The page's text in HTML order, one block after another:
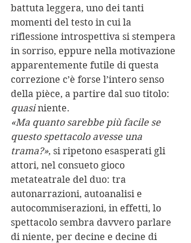
battuta leggera, uno dei tanti
momenti del testo in cui la
riflessione introspettiva si stempera
in sorriso, eppure nella motivazione
apparentemente futile di questa
correzione c’è forse l’intero senso
della pièce, a partire dal suo titolo:
quasi niente.
«Ma quanto sarebbe più facile se
questo spettacolo avesse una
trama?», si ripetono esasperati gli
attori, nel consueto gioco
metateatrale del duo: tra
autonarrazioni, autoanalisi e
autocommiserazioni, in effetti, lo
spettacolo sembra davvero parlare
di niente, per decine e decine di